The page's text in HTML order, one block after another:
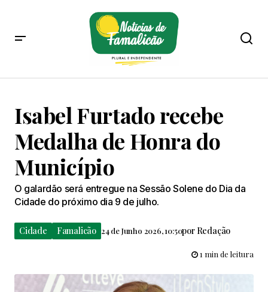
Isabel Furtado recebe
Medalha de Honra do
Município
O galardão será entregue na Sessão Solene do Dia da
Cidade do próximo dia 9 de julho.
Cidade Famalicão 24 de Junho 2026, 10:50por Redação
1 min de leitura